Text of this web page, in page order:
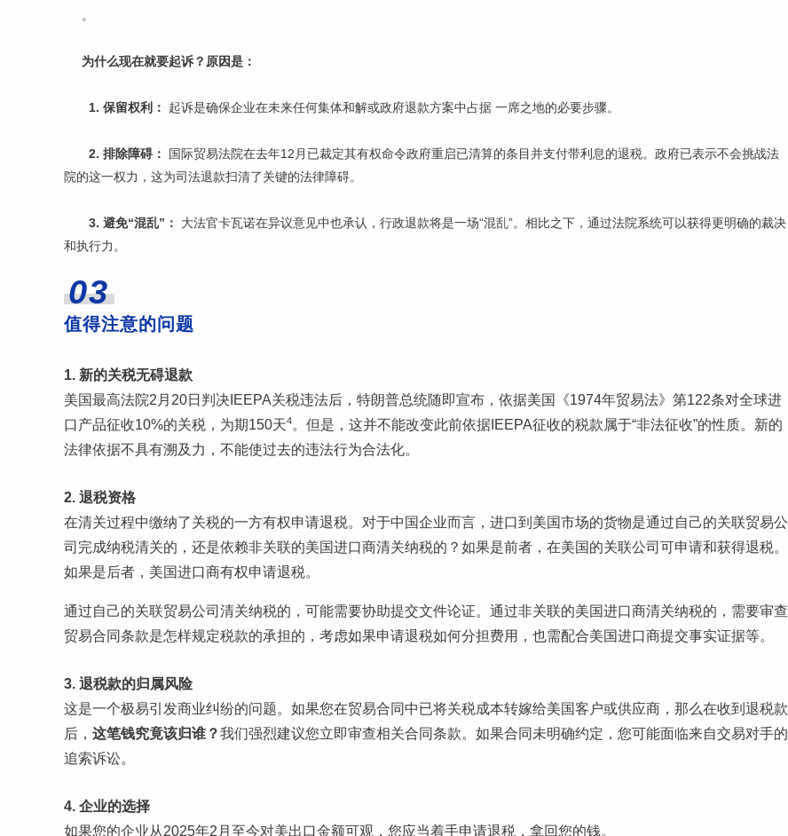
。
为什么现在就要起诉？原因是：
1. 保留权利： 起诉是确保企业在未来任何集体和解或政府退款方案中占据 一席之地的必要步骤。
2. 排除障碍：
国际贸易法院在去年12月已裁定其有权命令政府重启已清算的条目并支付带利息的退税。政府已表示不会挑战法
院的这一权力，这为司法退款扫清了关键的法律障碍。
3. 避免“混乱”：
大法官卡瓦诺在异议意见中也承认，行政退款将是一场“混乱”。相比之下，通过法院系统可以获得更明确的裁决
和执行力。
03
值得注意的问题
1. 新的关税无碍退款
美国最高法院2月20日判决IEEPA关税违法后，特朗普总统随即宣布，依据美国《1974年贸易法》第122条对全球进
口产品征收10%的关税，为期150天4。但是，这并不能改变此前依据IEEPA征收的税款属于“非法征收”的性质。新的
法律依据不具有溯及力，不能使过去的违法行为合法化。
2. 退税资格
在清关过程中缴纳了关税的一方有权申请退税。对于中国企业而言，进口到美国市场的货物是通过自己的关联贸易公
司完成纳税清关的，还是依赖非关联的美国进口商清关纳税的？如果是前者，在美国的关联公司可申请和获得退税。
如果是后者，美国进口商有权申请退税。
通过自己的关联贸易公司清关纳税的，可能需要协助提交文件论证。通过非关联的美国进口商清关纳税的，需要审查
贸易合同条款是怎样规定税款的承担的，考虑如果申请退税如何分担费用，也需配合美国进口商提交事实证据等。
3. 退税款的归属风险
这是一个极易引发商业纠纷的问题。如果您在贸易合同中已将关税成本转嫁给美国客户或供应商，那么在收到退税款
后， 这笔钱究竟该归谁？我们强烈建议您立即审查相关合同条款。如果合同未明确约定，您可能面临来自交易对手的
追索诉讼。
4. 企业的选择
如果您的企业从2025年2月至今对美出口金额可观，您应当着手申请退税，拿回您的钱。